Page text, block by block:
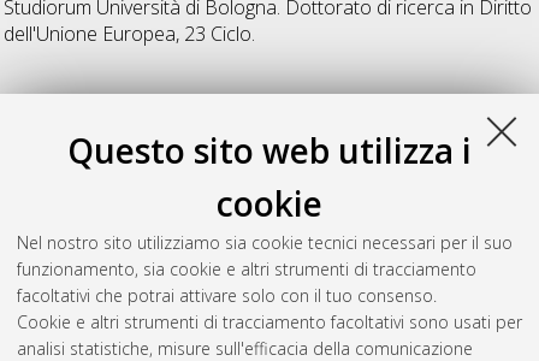
Questo sito web utilizza i
cookie
Nel nostro sito utilizziamo sia cookie tecnici necessari per il suo
funzionamento, sia cookie e altri strumenti di tracciamento
facoltativi che potrai attivare solo con il tuo consenso.
Cookie e altri strumenti di tracciamento facoltativi sono usati per
analisi statistiche, misure sull'efficacia della comunicazione
Studiorum Università di Bologna. Dottorato di ricerca in Diritto
dell'Unione Europea, 23 Ciclo.
D
Di Marco, Antonio Calogero (2012)I limiti all'autonomia
procedurale degli Stati membri dell'UE in materia risarcitoria
[Dissertation thesis], Alma Mater Studiorum Università di
Bologna. Dottorato di ricerca inDiritto dell'Unione Europea,
24 Ciclo. DOI 10.6092/unibo/amsdottorato/4642.
Questa lista e' stata generata il Thu Aug 6 20:46:34 2026